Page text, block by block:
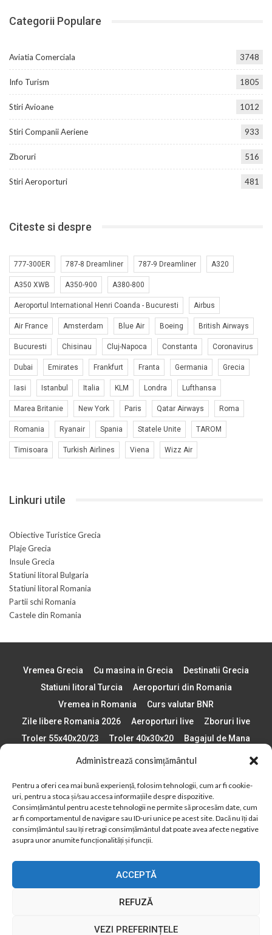
Administrează consimțământul
Pentru a oferi cea mai bună experiență, folosim tehnologii, cum ar fi cookie-
uri, pentru a stoca și/sau accesa informațiile despre dispozitive.
Consimțământul pentru aceste tehnologii ne permite să procesăm date, cum
ar fi comportamentul de navigare sau ID-uri unice pe acest site. Dacă nu îți dai
consimțământul sau îți retragi consimțământul dat poate avea afecte negative
asupra unor anumite funcționalități și funcții.
ACCEPTĂ
REFUZĂ
VEZI PREFERINȚELE
Categorii Populare
Aviatia Comerciala 3748
Info Turism 1805
Stiri Avioane 1012
Stiri Companii Aeriene 933
Zboruri 516
Stiri Aeroporturi 481
Citeste si despre
777-300ER 787-8 Dreamliner 787-9 Dreamliner A320
A350 XWB A350-900 A380-800
Aeroportul International Henri Coanda - Bucuresti Airbus
Air France Amsterdam Blue Air Boeing British Airways
Bucuresti Chisinau Cluj-Napoca Constanta Coronavirus
Dubai Emirates Frankfurt Franta Germania Grecia
Iasi Istanbul Italia KLM Londra Lufthansa
Marea Britanie New York Paris Qatar Airways Roma
Romania Ryanair Spania Statele Unite TAROM
Timisoara Turkish Airlines Viena Wizz Air
Linkuri utile
Obiective Turistice Grecia
Plaje Grecia
Insule Grecia
Statiuni litoral Bulgaria
Statiuni litoral Romania
Partii schi Romania
Castele din Romania
Vremea Grecia Cu masina in Grecia
Destinatii Grecia
Statiuni litoral Turcia
Aeroporturi din Romania
Vremea in Romania
Curs valutar BNR
Zile libere Romania 2026
Aeroporturi live
Zboruri live
Troler 55x40x20/23
Troler 40x30x20
Bagajul de Mana
Paste 2026
Cele mai bune telefoane
Plaje din Europa
Concerte Romania 2025
Asigurare de calatorie
Când se schimba ora în 2026
Calendar Formula 1 sezon 2026
Boarding Pass
Despre AirlinesTravel.ro
Politică cookie-uri (UE)
Cookie Policy (AU)
Politică cookie-uri (ZA)
Politică cookie-uri (Canada)
Politică cookie-uri (BR)
2012 - 2025 © Toate drepturile rezervate